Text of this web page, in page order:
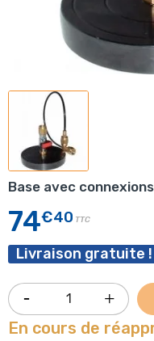
Base avec
74€40 TTC
Livraison gratuite !
En cours de